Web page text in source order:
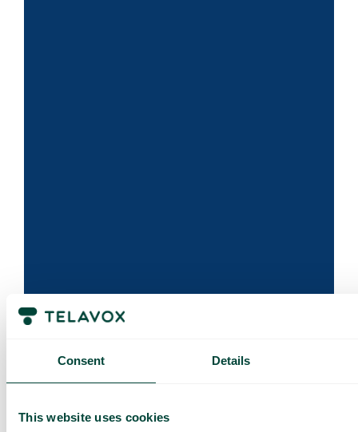
Consent Details
This website uses cookies